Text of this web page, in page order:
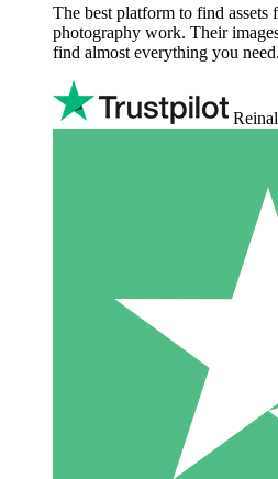
The best platform to find assets
photography work. Their
find almost everything you need.